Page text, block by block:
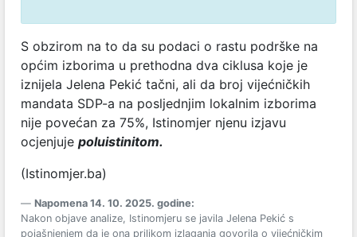
S obzirom na to da su podaci o rastu podrške na
općim izborima u prethodna dva ciklusa koje je
iznijela Jelena Pekić tačni, ali da broj vijećničkih
mandata SDP-a na posljednjim lokalnim izborima
nije povećan za 75%, Istinomjer njenu izjavu
ocjenjuje poluistinitom.
(Istinomjer.ba)
Napomena 14. 10. 2025. godine:
Nakon objave analize, Istinomjeru se javila Jelena Pekić s
pojašnjenjem da je ona prilikom izlaganja govorila o vijećničkim